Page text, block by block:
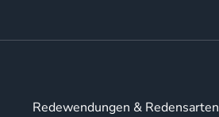
Redewendungen & Redensarten